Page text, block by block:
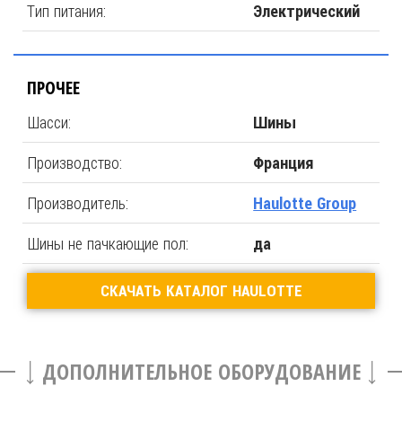
Тип питания: Электрический
ПРОЧЕЕ
Шасси: Шины
Производство: Франция
Производитель: Haulotte Group
Шины не пачкающие пол: да
СКАЧАТЬ КАТАЛОГ HAULOTTE
ДОПОЛНИТЕЛЬНОЕ ОБОРУДОВАНИЕ